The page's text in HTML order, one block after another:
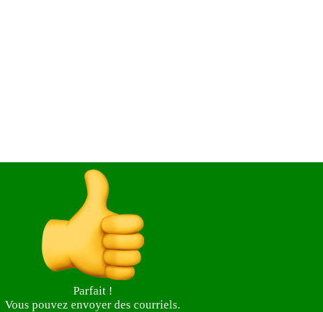
Parfait !
Vous pouvez envoyer des courriels.